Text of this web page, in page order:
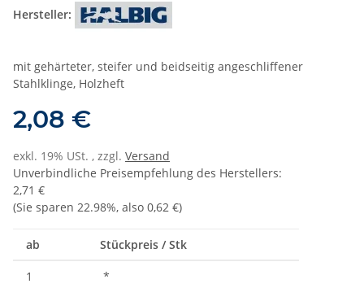
Hersteller:
mit gehärteter, steifer und beidseitig angeschliffener
Stahlklinge, Holzheft
2,08 €
exkl. 19% USt. , zzgl. Versand
Unverbindliche Preisempfehlung des Herstellers:
2,71 €
(Sie sparen 22.98%, also 0,62 €)
ab Stückpreis / Stk
1
*